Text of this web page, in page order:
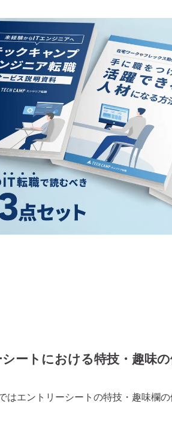
ートにおける特技・趣味
はエントリーシートの特技・趣味欄の